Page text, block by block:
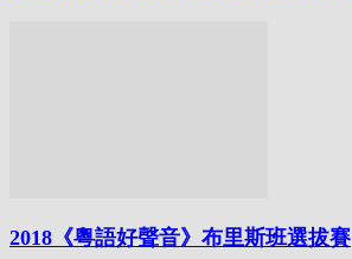
2018《粵語好聲音》布里斯班選拔賽